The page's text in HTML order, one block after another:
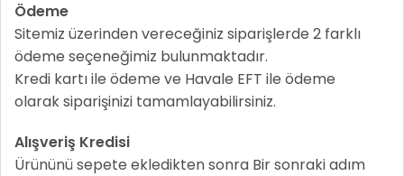
Ödeme
Sitemiz üzerinden vereceğiniz siparişlerde 2 farklı
ödeme seçeneğimiz bulunmaktadır.
Kredi kartı ile ödeme ve Havale EFT ile ödeme
olarak siparişinizi tamamlayabilirsiniz.
Alışveriş Kredisi
Ürününü sepete ekledikten sonra Bir sonraki adım